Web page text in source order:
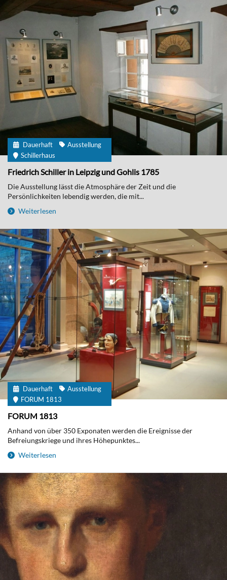
Dauerhaft
Ausstellung
Schillerhaus
Friedrich Schiller in Leipzig und Gohlis 1785
Die Ausstellung lässt die Atmosphäre der Zeit und die
Persönlichkeiten lebendig werden, die mit...
Weiterlesen
Dauerhaft
Ausstellung
FORUM 1813
FORUM 1813
Anhand von über 350 Exponaten werden die Ereignisse der
Befreiungskriege und ihres Höhepunktes...
Weiterlesen